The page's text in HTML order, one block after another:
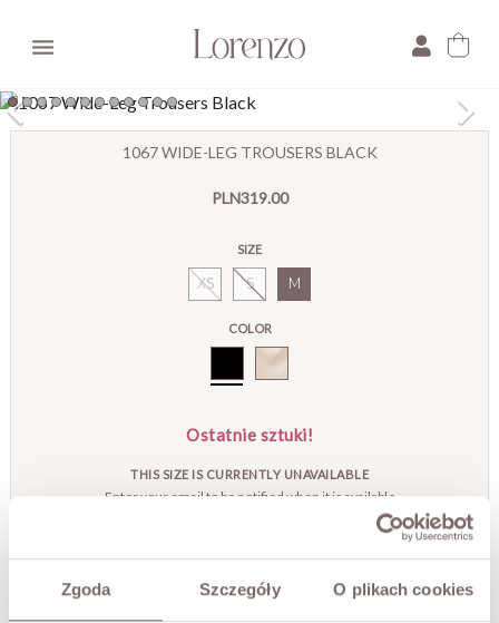
Zgoda Szczegóły O plikach cookies

1067 WIDE-LEG TROUSERS BLACK
PLN319.00
SIZE
XS S M
COLOR
Ostatnie sztuki!
THIS SIZE IS CURRENTLY UNAVAILABLE
Enter your email to be notified when it is available
NOTIFY ME